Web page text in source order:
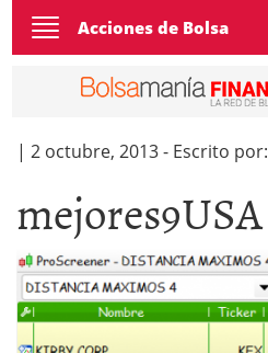
Toggle
navigation
Acciones de Bolsa
| 2 octubre, 2013- Escrito por:
mejores9USA